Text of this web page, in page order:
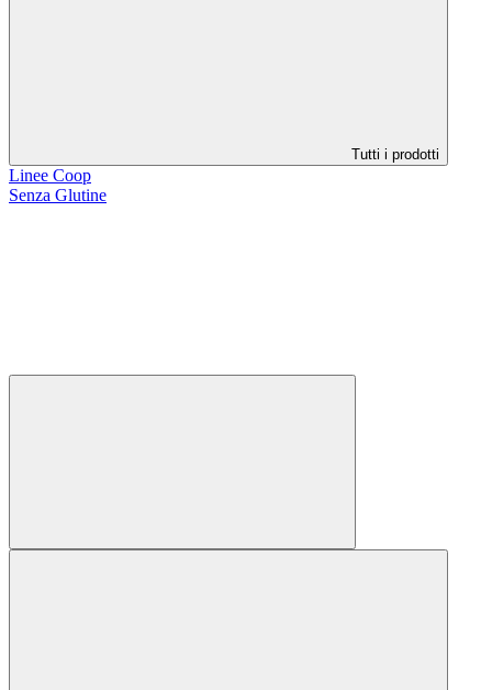
Tutti i prodotti
Linee Coop
Senza Glutine